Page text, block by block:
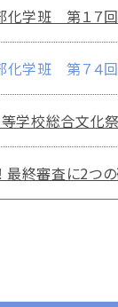
学班 第１７回
学班 第７４回
校総合文化祭
最終審査に2つ